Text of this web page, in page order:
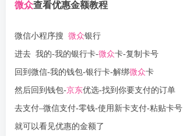
微众查看优惠金额教程
微信小程序搜 微众银行
进去 我的-我的银行卡-微众卡-复制卡号
回到微信-我的钱包-银行卡-解绑微众卡
然后回到钱包-京东优选-找到你要支付的订单
去支付–微信支付-零钱-使用新卡支付-粘贴卡号
就可以看见优惠的金额了